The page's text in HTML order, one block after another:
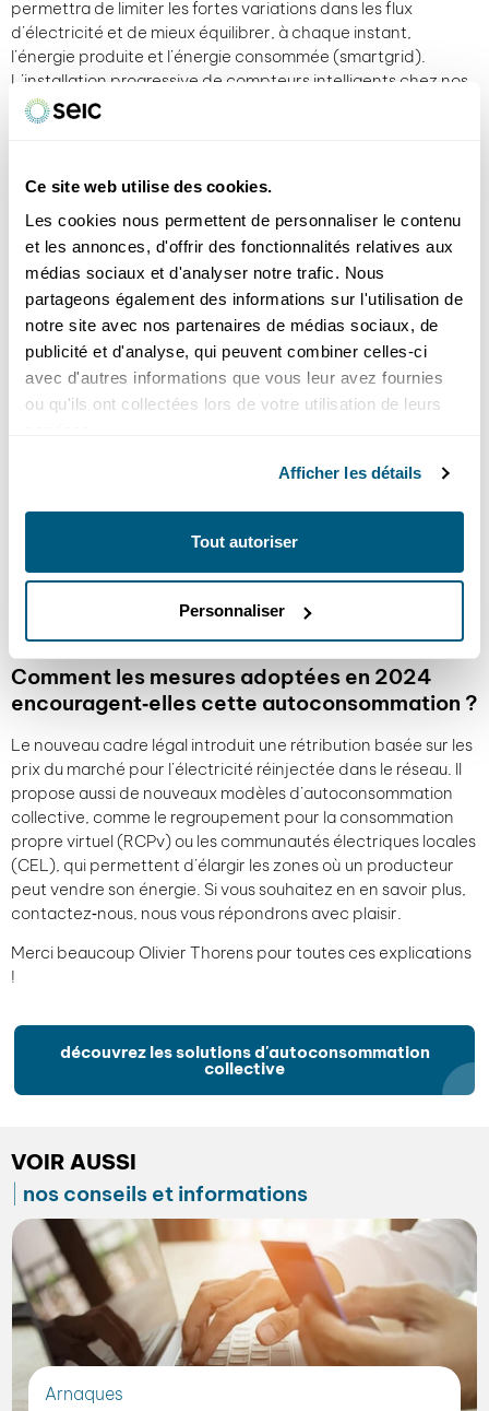
Ce site web utilise des cookies.
Les cookies nous permettent de personnaliser le contenu
et les annonces, d'offrir des fonctionnalités relatives aux
médias sociaux et d'analyser notre trafic. Nous
partageons également des informations sur l'utilisation de
notre site avec nos partenaires de médias sociaux, de
publicité et d'analyse, qui peuvent combiner celles-ci
avec d'autres informations que vous leur avez fournies
ou qu'ils ont collectées lors de votre utilisation de leurs
Afficher les détails
Tout autoriser
Personnaliser
permettra de limiter les fortes variations dans les flux
d’électricité et de mieux équilibrer, à chaque instant,
l’énergie produite et l’énergie consommée (smartgrid).
L’installation progressive de compteurs intelligents chez nos
clients y contribue. D’ailleurs, ces compteurs vous
permettent aussi de suivre votre consommation et
client. Une autre évolution imposée par la loi consiste à limiter
pics de production.
N’est-il pas indispensable de consommer
l’électricité là où elle est produite, afin
d’éviter des adaptations coûteuses des
réseaux?
efficace et avantageux, pour les propriétaires comme pour
production dépasse les besoins, des batteries peuvent
stocker l’énergie pour une consommation différée, peut-être
Comment les mesures adoptées en 2024
encouragent‑elles cette autoconsommation ?
Le nouveau cadre légal introduit une rétribution basée sur les
prix du marché pour l’électricité réinjectée dans le réseau. Il
propose aussi de nouveaux modèles d’autoconsommation
collective, comme le regroupement pour la consommation
propre virtuel (RCPv) ou les communautés électriques locales
(CEL), qui permettent d’élargir les zones où un producteur
peut vendre son énergie. Si vous souhaitez en en savoir plus,
contactez‑nous, nous vous répondrons avec plaisir.
Merci beaucoup Olivier Thorens pour toutes ces explications
!
découvrez les solutions d'autoconsommation
collective
VOIR AUSSI
nos conseils et informations
Arnaques